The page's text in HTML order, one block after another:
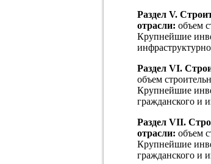
Раздел V.
отрасли: объем
Крупнейшие
Раздел VI.
объем
Крупнейшие
гражданского и
Раздел VII.
отрасли: объем
Крупнейшие
гражданского и